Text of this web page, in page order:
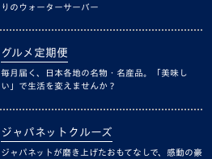
りのウォーターサーバー
グルメ定期便
毎月届く、日本各地の名物・名産品。「美味し
い」で生活を変えませんか？
ジャパネットクルーズ
ジャパネットが磨き上げたおもてなしで、感動の豪